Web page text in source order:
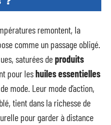
remontent, la
comme un passage obligé.
saturées deproduits
pour leshuiles essentielles
mode. Leur mode d’action,
tient dans la richesse de
pour garder à distance